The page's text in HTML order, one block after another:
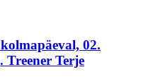
02.
Treener Terje